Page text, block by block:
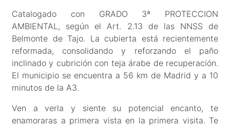
Catalogado con GRADO 3ª PROTECCION
AMBIENTAL, según el Art. 2.13 de las NNSS de
Belmonte de Tajo. La cubierta está recientemente
reformada, consolidando y reforzando el paño
inclinado y cubrición con teja árabe de recuperación.
El municipio se encuentra a 56 km de Madrid y a 10
minutos de la A3.
Ven a verla y siente su potencial encanto, te
enamoraras a primera vista en la primera visita. Te